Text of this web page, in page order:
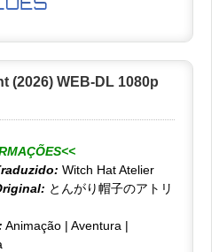
(2026) WEB-DL 1080p
Witch Hat Atelier
とんがり帽子のアトリ
Animação | Aventura |